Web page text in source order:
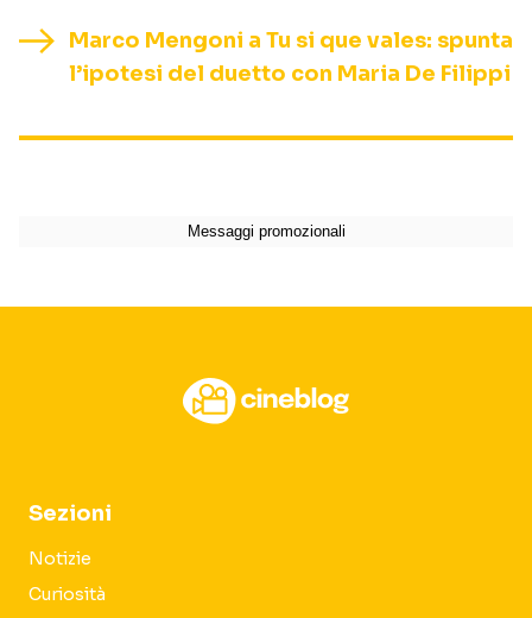
Marco Mengoni a Tu si que vales: spunta
l’ipotesi del duetto con Maria De Filippi
Sezioni
Notizie
Curiosità